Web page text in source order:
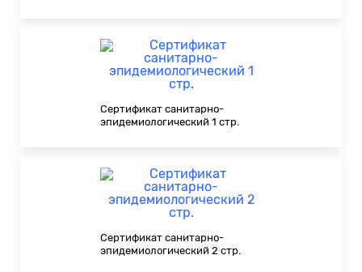
Сертификат санитарно-
эпидемиологический 1 стр.
Сертификат санитарно-
эпидемиологический 2 стр.